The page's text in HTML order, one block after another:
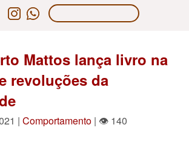
Mattos lança livro na
revoluções da
| Comportamento | 👁 140